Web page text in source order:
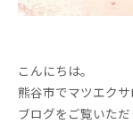
こんにちは。
熊谷市でマツエク
ブログをご覧いた